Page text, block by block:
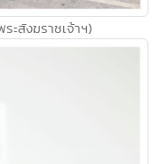
ะสังฆราชเจ้าฯ)